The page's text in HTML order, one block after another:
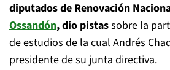
diputados de Renovación
Ossandón, dio pistassobre la
de estudios de la cual Andrés
presidente de su junta directiva.